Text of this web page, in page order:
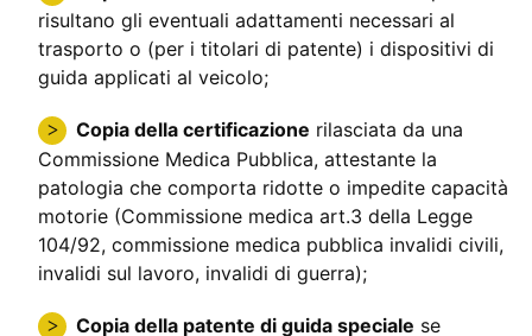
risultano gli eventuali adattamenti necessari al
trasporto o (per i titolari di patente) i dispositivi di
guida applicati al veicolo;
Copia della certificazione rilasciata da una
Commissione Medica Pubblica, attestante la
patologia che comporta ridotte o impedite capacità
motorie (Commissione medica art.3 della Legge
104/92, commissione medica pubblica invalidi civili,
invalidi sul lavoro, invalidi di guerra);
Copia della patente di guida speciale se